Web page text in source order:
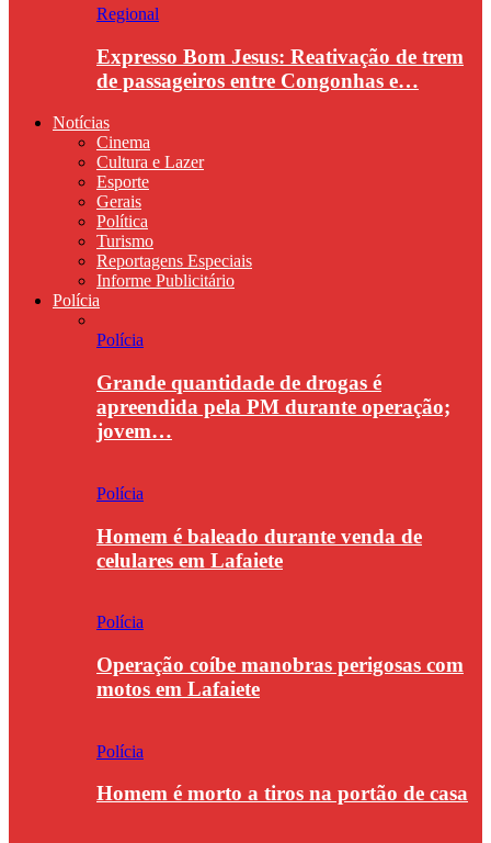
Regional
Expresso Bom Jesus: Reativação de trem
de passageiros entre Congonhas e…
Notícias
Cinema
Cultura e Lazer
Esporte
Gerais
Política
Turismo
Reportagens Especiais
Informe Publicitário
Polícia
Polícia
Grande quantidade de drogas é
apreendida pela PM durante operação;
jovem…
Polícia
Homem é baleado durante venda de
celulares em Lafaiete
Polícia
Operação coíbe manobras perigosas com
motos em Lafaiete
Polícia
Homem é morto a tiros na portão de casa